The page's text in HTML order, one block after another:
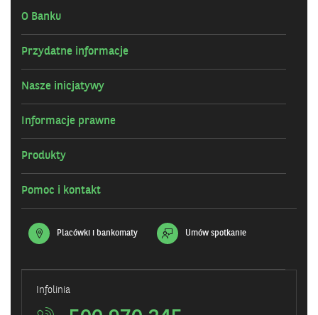
O Banku
Przydatne informacje
Nasze inicjatywy
Informacje prawne
Produkty
Pomoc i kontakt
Placówki i bankomaty Umów spotkanie
Infolinia